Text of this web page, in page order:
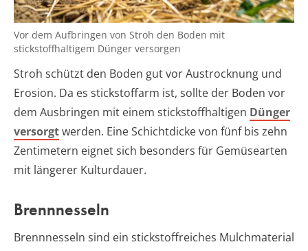
Vor dem Aufbringen von Stroh den Boden mit
stickstoffhaltigem Dünger versorgen
Stroh schützt den Boden gut vor Austrocknung und
Erosion. Da es stickstoffarm ist, sollte der Boden vor
dem Ausbringen mit einem stickstoffhaltigen Dünger
versorgtwerden. Eine Schichtdicke von fünf bis zehn
Zentimetern eignet sich besonders für Gemüsearten
mit längerer Kulturdauer.
Brennnesseln
Brennnesseln sind ein stickstoffreiches Mulchmaterial